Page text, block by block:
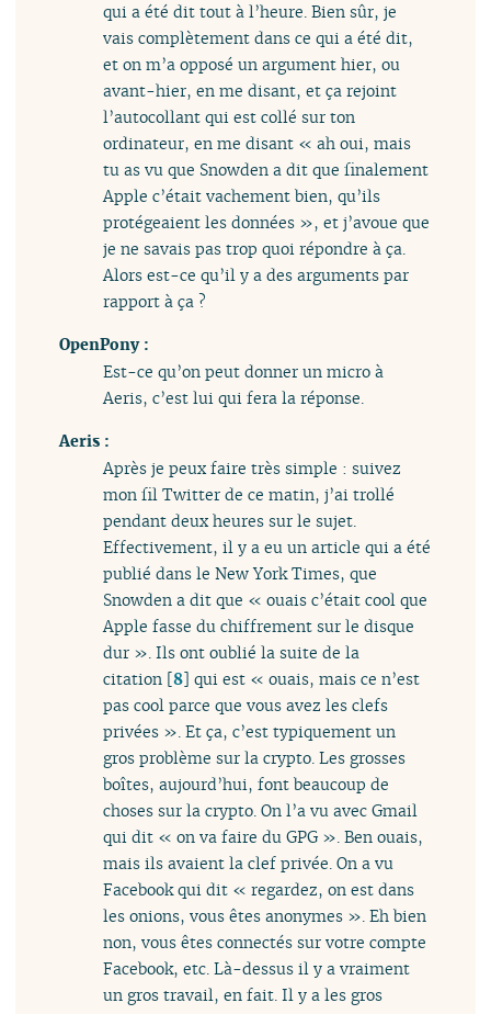
qui a été dit tout à l’heure. Bien sûr, je
vais complètement dans ce qui a été dit,
et on m’a opposé un argument hier, ou
avant-hier, en me disant, et ça rejoint
l’autocollant qui est collé sur ton
ordinateur, en me disant « ah oui, mais
tu as vu que Snowden a dit que finalement
Apple c’était vachement bien, qu’ils
protégeaient les données », et j’avoue que
je ne savais pas trop quoi répondre à ça.
Alors est-ce qu’il y a des arguments par
rapport à ça ?
OpenPony :
Est-ce qu’on peut donner un micro à
Aeris, c’est lui qui fera la réponse.
Aeris :
Après je peux faire très simple : suivez
mon fil Twitter de ce matin, j’ai trollé
pendant deux heures sur le sujet.
Effectivement, il y a eu un article qui a été
publié dans le New York Times, que
Snowden a dit que « ouais c’était cool que
Apple fasse du chiffrement sur le disque
dur ». Ils ont oublié la suite de la
citation [8] qui est « ouais, mais ce n’est
pas cool parce que vous avez les clefs
privées ». Et ça, c’est typiquement un
gros problème sur la crypto. Les grosses
boîtes, aujourd’hui, font beaucoup de
choses sur la crypto. On l’a vu avec Gmail
qui dit « on va faire du GPG ». Ben ouais,
mais ils avaient la clef privée. On a vu
Facebook qui dit « regardez, on est dans
les onions, vous êtes anonymes ». Eh bien
non, vous êtes connectés sur votre compte
Facebook, etc. Là-dessus il y a vraiment
un gros travail, en fait. Il y a les gros